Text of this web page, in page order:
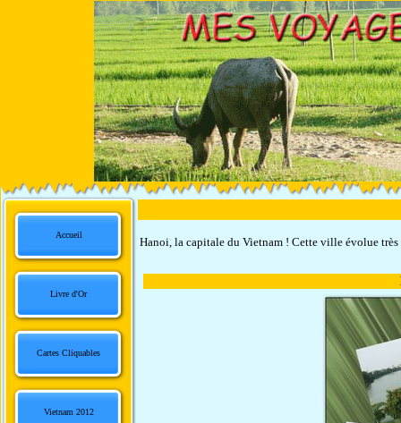
Accueil
Livre d'Or
Cartes Cliquables
Vietnam 2012
Hanoi, la capitale du Vietnam ! Cette ville évolue